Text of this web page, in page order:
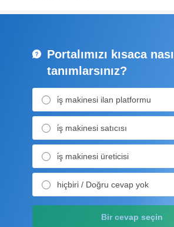
Portalımızı kısaca nasıl
tanımlarsınız?
i̇ş makinesi ilan platformu
i̇ş makinesi satıcısı
i̇ş makinesi üreticisi
hiçbiri / Doğru cevap yok
Bir cevap seçin